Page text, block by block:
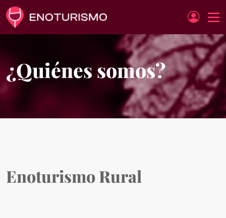
Pasar al contenido principal
¿Quiénes somos?
Enoturismo Rural